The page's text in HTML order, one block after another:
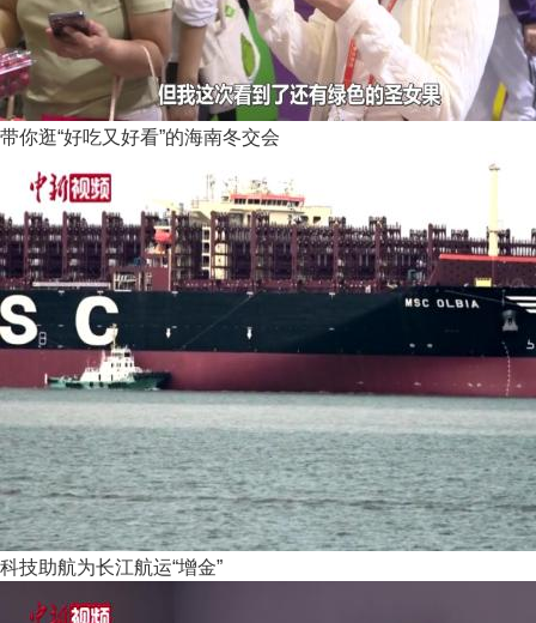
带你逛“好吃又好看”的海南冬交会
科技助航为长江航运“增金”